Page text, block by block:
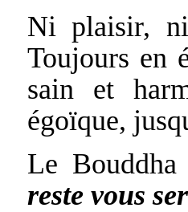
Ni plaisir,
Toujours en
sain et
égoïque,
Le
reste vous